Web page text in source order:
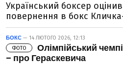
Український боксер
повернення в бокс
БОКС — 14 ЛЮТОГО 2026, 12:13
ФОТО
Олімпійський
– про Гераскевича